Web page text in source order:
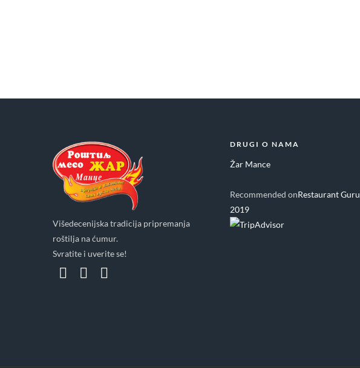
Višedecenijska tradicija pripremanja
roštilja na ćumur.
Svratite i uverite se!
DRUGI O NAMA
Žar Mance
Recommended onRestaurant Guru
2019